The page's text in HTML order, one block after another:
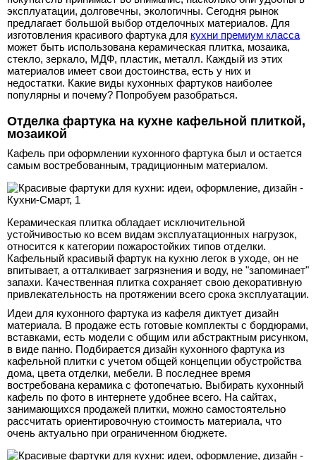
эксплуатации, долговечны, экологичны. Сегодня рынок
предлагает большой выбор отделочных материалов. Для
изготовления красивого фартука для кухни премиум класса
может быть использована керамическая плитка, мозаика,
стекло, зеркало, МДФ, пластик, металл. Каждый из этих
материалов имеет свои достоинства, есть у них и
недостатки. Какие виды кухонных фартуков наиболее
популярны и почему? Попробуем разобраться.
Отделка фартука на кухне кафельной плиткой,
мозаикой
Кафель при оформлении кухонного фартука был и остается
самым востребованным, традиционным материалом.
Керамическая плитка обладает исключительной
устойчивостью ко всем видам эксплуатационных нагрузок,
относится к категории пожаростойких типов отделки.
Кафельный красивый фартук на кухню легок в уходе, он не
впитывает, а отталкивает загрязнения и воду, не "запоминает"
запахи. Качественная плитка сохраняет свою декоративную
привлекательность на протяжении всего срока эксплуатации.
Идеи для кухонного фартука из кафеля диктует дизайн
материала. В продаже есть готовые комплекты с бордюрами,
вставками, есть модели с общим или абстрактным рисунком,
в виде панно. Подбирается дизайн кухонного фартука из
кафельной плитки с учетом общей концепции обустройства
дома, цвета отделки, мебели. В последнее время
востребована керамика с фотопечатью. Выбирать кухонный
кафель по фото в интернете удобнее всего. На сайтах,
занимающихся продажей плитки, можно самостоятельно
рассчитать ориентировочную стоимость материала, что
очень актуально при ограниченном бюджете.